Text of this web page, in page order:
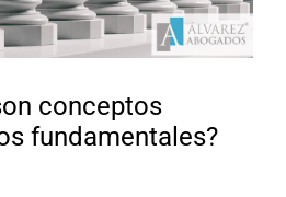
conceptos
fundamentales?